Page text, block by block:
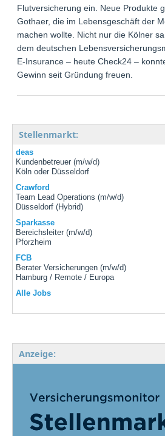
Flutversicherung ein. Neue Produkte
Gothaer, die im Lebensgeschäft der
machen wollte. Nicht nur die Kölner
dem deutschen
E-Insurance – heute Check24 –
Gewinn seit Gründung freuen.
Stellenmarkt:
deas
Kundenbetreuer (m/w/d)
Köln oder Düsseldorf
Crawford
Team Lead Operations (m/w/d)
Düsseldorf (Hybrid)
Sparkasse
Bereichsleiter (m/w/d)
Pforzheim
FCB
Berater Versicherungen (m/w/d)
Hamburg / Remote / Europa
Alle Jobs
Anzeige: